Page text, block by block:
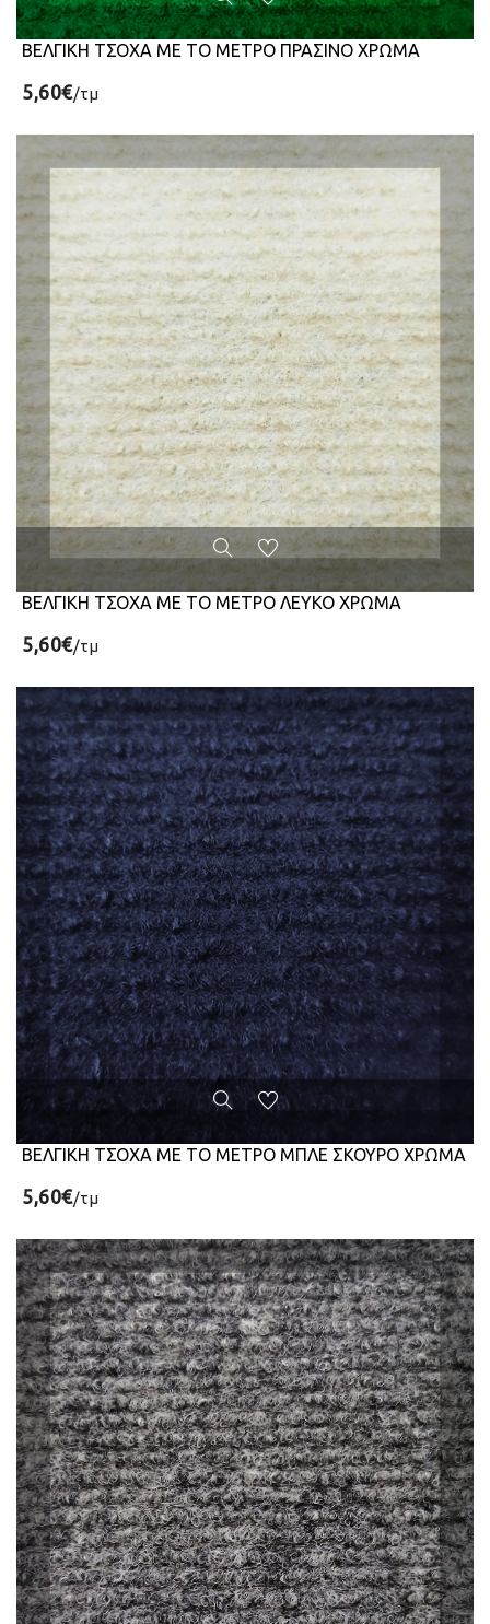
ΒΕΛΓΙΚΗ ΤΣΟΧΑ ΜΕ ΤΟ ΜΕΤΡΟ ΠΡΑΣΙΝΟ ΧΡΩΜΑ
5,60€/τμ
ΒΕΛΓΙΚΗ ΤΣΟΧΑ ΜΕ ΤΟ ΜΕΤΡΟ ΛΕΥΚΟ ΧΡΩΜΑ
5,60€/τμ
ΒΕΛΓΙΚΗ ΤΣΟΧΑ ΜΕ ΤΟ ΜΕΤΡΟ ΜΠΛΕ ΣΚΟΥΡΟ ΧΡΩΜΑ
5,60€/τμ